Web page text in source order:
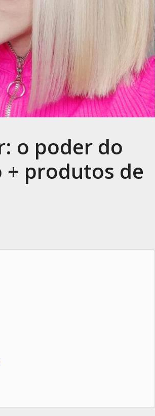
o poder do
produtos de